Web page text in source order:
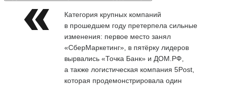
Категория крупных компаний
в прошедшем году претерпела сильные
изменения: первое место занял
«СберМаркетинг», в пятёрку лидеров
вырвались «Точка Банк» и ДОМ.РФ,
а также логистическая компания 5Post,
которая продемонстрировала один